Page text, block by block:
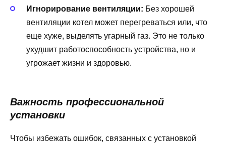
Игнорирование вентиляции: Без хорошей
вентиляции котел может перегреваться или, что
еще хуже, выделять угарный газ. Это не только
ухудшит работоспособность устройства, но и
угрожает жизни и здоровью.
Важность профессиональной
установки
Чтобы избежать ошибок, связанных с установкой